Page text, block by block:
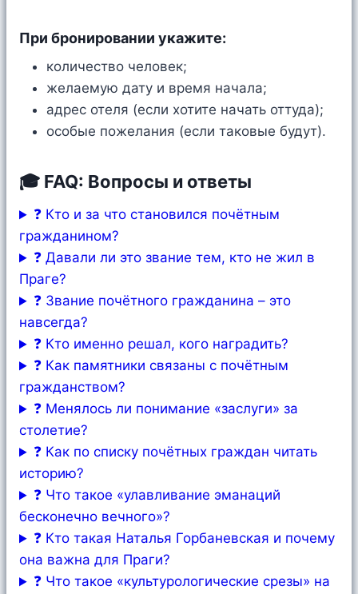
При бронировании укажите:
количество человек;
желаемую дату и время начала;
адрес отеля (если хотите начать оттуда);
особые пожелания (если таковые будут).
🎓 FAQ: Вопросы и ответы
❓ Кто и за что становился почётным
гражданином?
❓ Давали ли это звание тем, кто не жил в
Праге?
❓ Звание почётного гражданина – это
навсегда?
❓ Кто именно решал, кого наградить?
❓ Как памятники связаны с почётным
гражданством?
❓ Менялось ли понимание «заслуги» за
столетие?
❓ Как по списку почётных граждан читать
историю?
❓ Что такое «улавливание эманаций
бесконечно вечного»?
❓ Кто такая Наталья Горбаневская и почему
она важна для Праги?
❓ Что такое «культурологические срезы» на